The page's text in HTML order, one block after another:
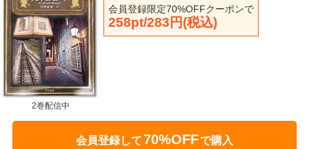
会員登録限定70%OFFクーポンで
258pt/283円(税込)
2巻配信中
会員登録して70%OFFで購入